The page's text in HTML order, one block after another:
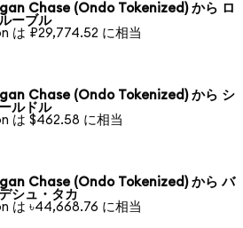
Chase (Ondo Tokenized) から ロ
ーブル
は ₽29,774.52 に相当
Chase (Ondo Tokenized) から シ
ルドル
は $462.58 に相当
Chase (Ondo Tokenized) から バ
シュ・タカ
は ৳44,668.76 に相当